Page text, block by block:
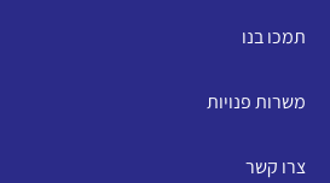
תמכו בנו
משרות פנויות
צרו קשר